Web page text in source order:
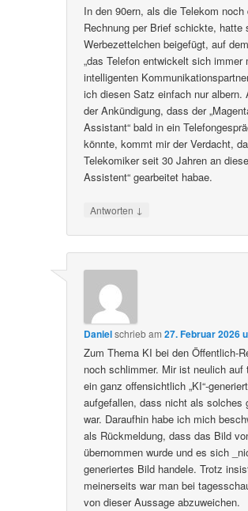
In den 90ern, als die Telekom
Rechnung per Brief schickte, hatte
Werbezettelchen beigefügt, auf
„das Telefon entwickelt sich immer
intelligenten
ich diesen Satz einfach nur albern.
der Ankündigung, dass der
Assistant“ bald in ein
könnte, kommt mir der Verdacht,
Telekomiker seit 30 Jahren an
Assistent“ gearbeitet habae.
Antworten ↓
Danielschriebam27. Februar 2026
Zum Thema KI bei den Öffentlich-
noch schlimmer. Mir ist neulich auf
ein ganz offensichtlich „KI“-
aufgefallen, dass nicht als solches
war. Daraufhin habe ich mich
als Rückmeldung, dass das Bild
übernommen wurde und es sich
generiertes Bild handele. Trotz
meinerseits war man bei
von dieser Aussage abzuweichen.